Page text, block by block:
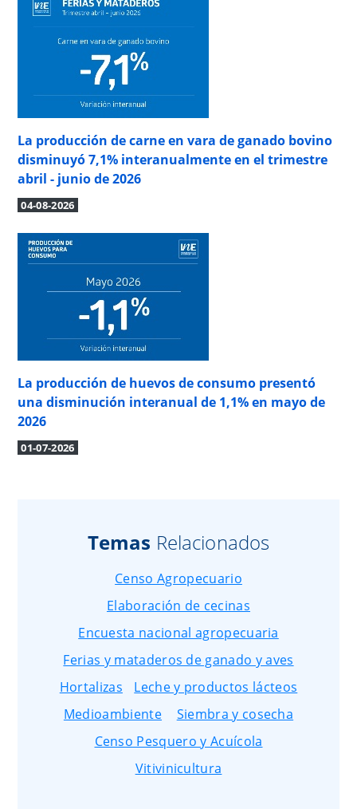
La producción de carne en vara de ganado bovino
disminuyó 7,1% interanualmente en el trimestre
abril - junio de 2026
04-08-2026
La producción de huevos de consumo presentó
una disminución interanual de 1,1% en mayo de
2026
01-07-2026
Temas Relacionados
Censo Agropecuario
Elaboración de cecinas
Encuesta nacional agropecuaria
Ferias y mataderos de ganado y aves
Hortalizas
Leche y productos lácteos
Medioambiente
Siembra y cosecha
Censo Pesquero y Acuícola
Vitivinicultura